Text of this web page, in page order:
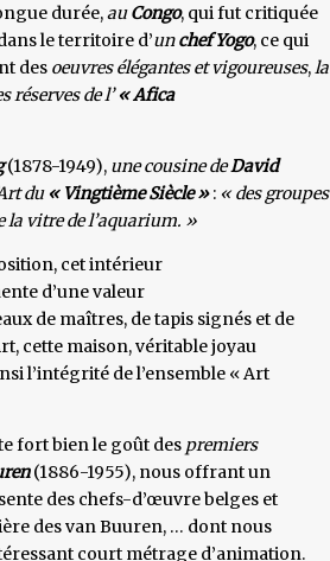
durée,auCongo, qui fut critiquée
le territoire d’un chef Yogo, ce qui
des oeuvres élégantes et vigoureuses,la
réserves de l’« Afica
(1878-1949), une cousine deDavid
du « Vingtième Siècle »: « des groupes
la vitre de l’aquarium. »
cet intérieur
d’une valeur
de maîtres, de tapis signés et de
cette maison, véritable joyau
l’intégrité de l’ensemble « Art
fort bien le goût des premiers
(1886-1955), nous offrant un
des chefs-d’œuvre belges et
des van Buuren, … dont nous
court métrage d’animation.